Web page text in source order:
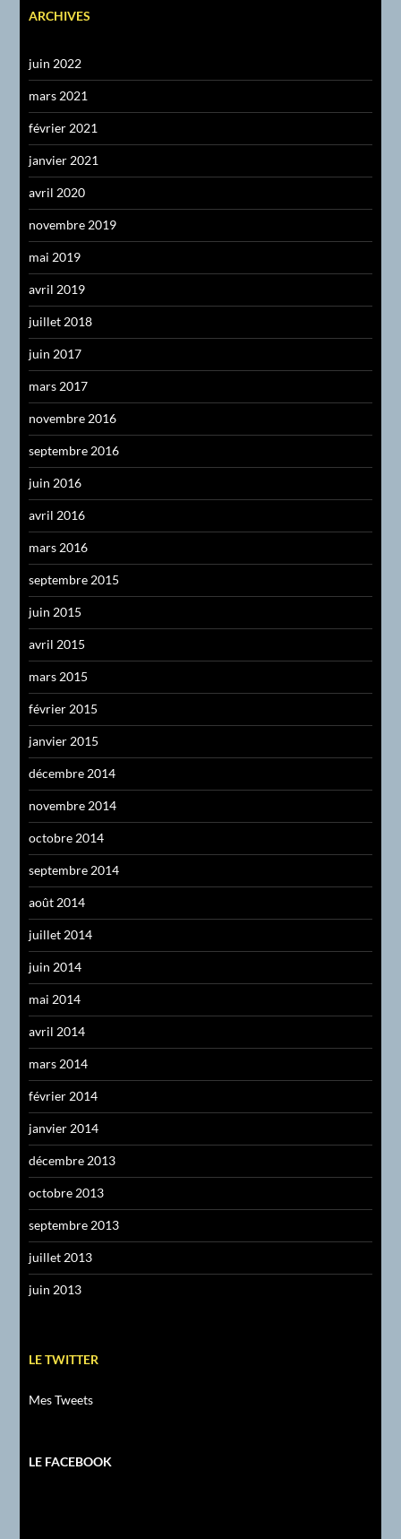
ARCHIVES
juin 2022
mars 2021
février 2021
janvier 2021
avril 2020
novembre 2019
mai 2019
avril 2019
juillet 2018
juin 2017
mars 2017
novembre 2016
septembre 2016
juin 2016
avril 2016
mars 2016
septembre 2015
juin 2015
avril 2015
mars 2015
février 2015
janvier 2015
décembre 2014
novembre 2014
octobre 2014
septembre 2014
août 2014
juillet 2014
juin 2014
mai 2014
avril 2014
mars 2014
février 2014
janvier 2014
décembre 2013
octobre 2013
septembre 2013
juillet 2013
juin 2013
LE TWITTER
Mes Tweets
LE FACEBOOK